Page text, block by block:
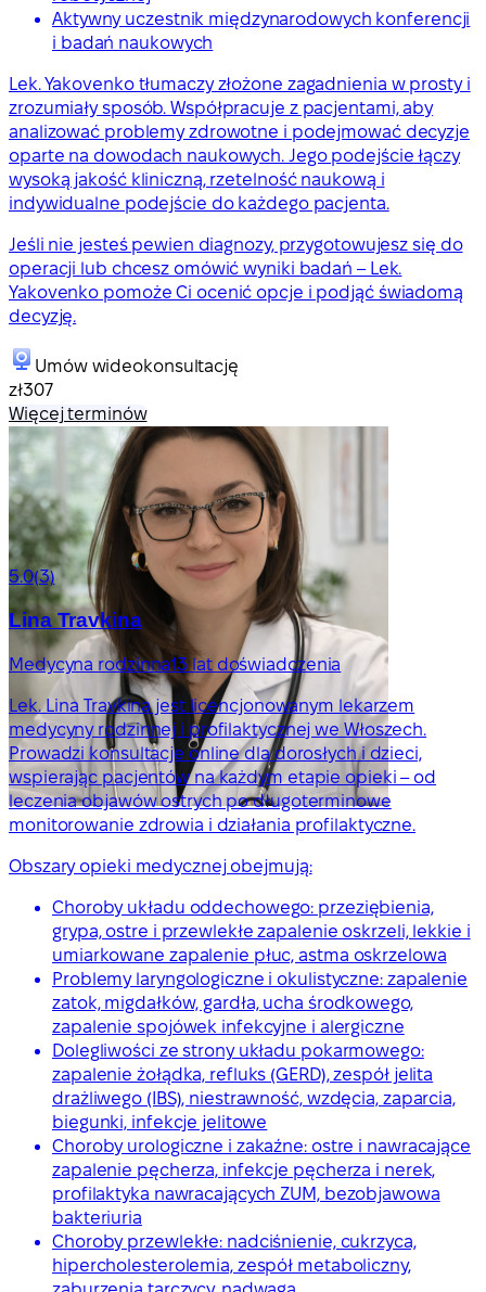
Aktywny uczestnik międzynarodowych konferencji
i badań naukowych
Lek. Yakovenko tłumaczy złożone zagadnienia w prosty i
zrozumiały sposób. Współpracuje z pacjentami, aby
analizować problemy zdrowotne i podejmować decyzje
oparte na dowodach naukowych. Jego podejście łączy
wysoką jakość kliniczną, rzetelność naukową i
indywidualne podejście do każdego pacjenta.
Jeśli nie jesteś pewien diagnozy, przygotowujesz się do
operacji lub chcesz omówić wyniki badań – Lek.
Yakovenko pomoże Ci ocenić opcje i podjąć świadomą
decyzję.
Umów wideokonsultację
zł307
Więcej terminów
5.0(3)
Lina Travkina
Medycyna rodzinna13 lat doświadczenia
Lek. Lina Travkina jest licencjonowanym lekarzem
medycyny rodzinnej i profilaktycznej we Włoszech.
Prowadzi konsultacje online dla dorosłych i dzieci,
wspierając pacjentów na każdym etapie opieki – od
leczenia objawów ostrych po długoterminowe
monitorowanie zdrowia i działania profilaktyczne.
Obszary opieki medycznej obejmują:
Choroby układu oddechowego: przeziębienia,
grypa, ostre i przewlekłe zapalenie oskrzeli, lekkie i
umiarkowane zapalenie płuc, astma oskrzelowa
Problemy laryngologiczne i okulistyczne: zapalenie
zatok, migdałków, gardła, ucha środkowego,
zapalenie spojówek infekcyjne i alergiczne
Dolegliwości ze strony układu pokarmowego:
zapalenie żołądka, refluks (GERD), zespół jelita
drażliwego (IBS), niestrawność, wzdęcia, zaparcia,
biegunki, infekcje jelitowe
Choroby urologiczne i zakaźne: ostre i nawracające
zapalenie pęcherza, infekcje pęcherza i nerek,
profilaktyka nawracających ZUM, bezobjawowa
bakteriuria
Choroby przewlekłe: nadciśnienie, cukrzyca,
hipercholesterolemia, zespół metaboliczny,